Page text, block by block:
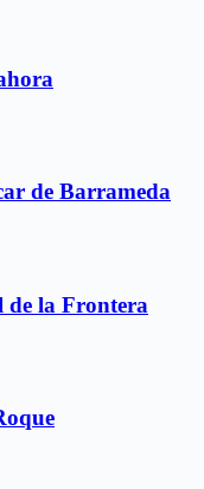
de Barrameda
de la Frontera